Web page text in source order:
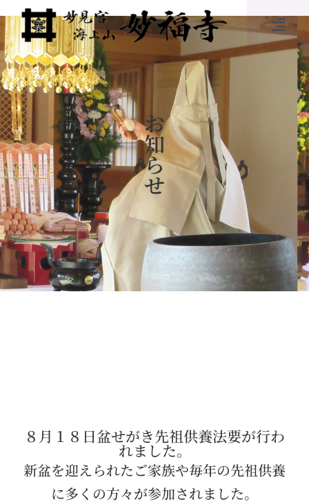
お
知
ら
せ
８月１８日盆せがき先祖供養法要が行わ
れました。
新盆を迎えられたご家族や毎年の先祖供養
に多くの方々が参加されました。